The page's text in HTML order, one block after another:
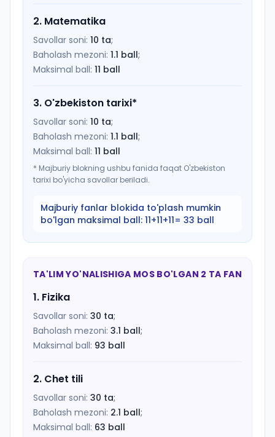
2. Matematika
Savollar soni: 10 ta;
Baholash mezoni: 1.1 ball;
Maksimal ball: 11 ball
3. O'zbekiston tarixi*
Savollar soni: 10 ta;
Baholash mezoni: 1.1 ball;
Maksimal ball: 11 ball
* Majburiy blokning ushbu fanida faqat O'zbekiston
tarixi bo'yicha savollar beriladi.
Majburiy fanlar blokida to'plash mumkin
bo'lgan maksimal ball: 11+11+11= 33 ball
TA'LIM YO'NALISHIGA MOS BO'LGAN 2 TA FAN
1. Fizika
Savollar soni: 30 ta;
Baholash mezoni: 3.1 ball;
Maksimal ball: 93 ball
2. Chet tili
Savollar soni: 30 ta;
Baholash mezoni: 2.1 ball;
Maksimal ball: 63 ball